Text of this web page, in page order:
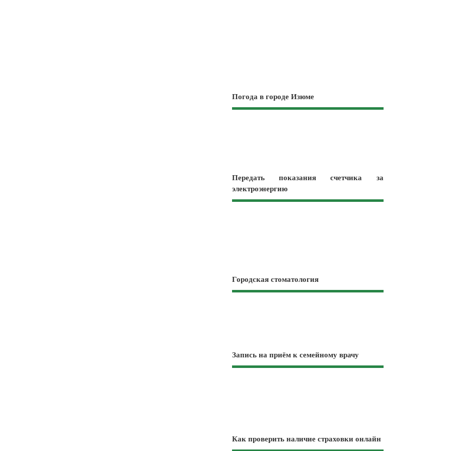
Погода в городе Изюме
Передать показания счетчика за
электроэнергию
Городская стоматология
Запись на приём к семейному врачу
Как проверить наличие страховки онлайн